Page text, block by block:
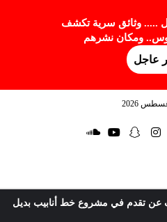
..... وثائق سرية تكشف
ومكان نشرهم
عاجل
وبكين.. هل يهدد مصالح روسيا